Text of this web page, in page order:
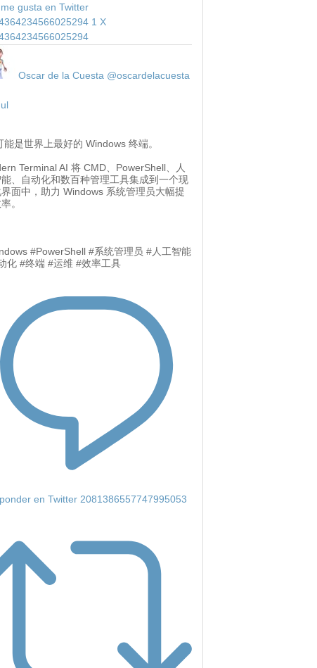
gusta en Twitter
1 X
Oscar de la Cuesta @oscardelacuesta
能是世界上最好的 Windows 终端。
Terminal AI 将 CMD、PowerShell、人
、自动化和数百种管理工具集成到一个现
面中，助力 Windows 系统管理员大幅提
。
#PowerShell #系统管理员 #人工智能
化 #终端 #运维 #效率工具
en Twitter 2081386557747995053